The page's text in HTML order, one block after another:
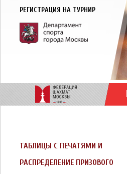
РЕГИСТРАЦИЯ НА ТУРНИР
ТАБЛИЦЫ С ПЕЧАТЯМИ И
ТУРНИРНЫЕ СПРАВКИ
РАСПРЕДЕЛЕНИЕ ПРИЗОВОГО